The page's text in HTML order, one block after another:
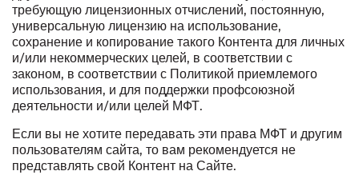
требующую лицензионных отчислений, постоянную,
универсальную лицензию на использование,
сохранение и копирование такого Контента для личных
и/или некоммерческих целей, в соответствии с
законом, в соответствии с Политикой приемлемого
использования, и для поддержки профсоюзной
деятельности и/или целей МФТ.
Если вы не хотите передавать эти права МФТ и другим
пользователям сайта, то вам рекомендуется не
представлять свой Контент на Сайте.